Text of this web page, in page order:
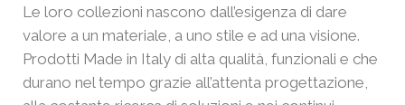
Le loro collezioni nascono dall’esigenza di dare
valore a un materiale, a uno stile e ad una visione.
Prodotti Made in Italy di alta qualità, funzionali e che
durano nel tempo grazie all’attenta progettazione,